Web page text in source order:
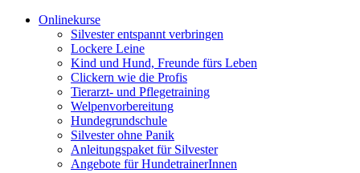
Onlinekurse
Silvester entspannt verbringen
Lockere Leine
Kind und Hund, Freunde fürs Leben
Clickern wie die Profis
Tierarzt- und Pflegetraining
Welpenvorbereitung
Hundegrundschule
Silvester ohne Panik
Anleitungspaket für Silvester
Angebote für HundetrainerInnen